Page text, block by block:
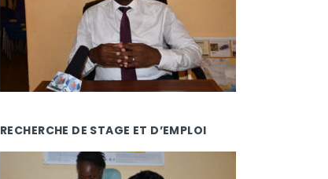
RECHERCHE DE STAGE ET D’EMPLOI